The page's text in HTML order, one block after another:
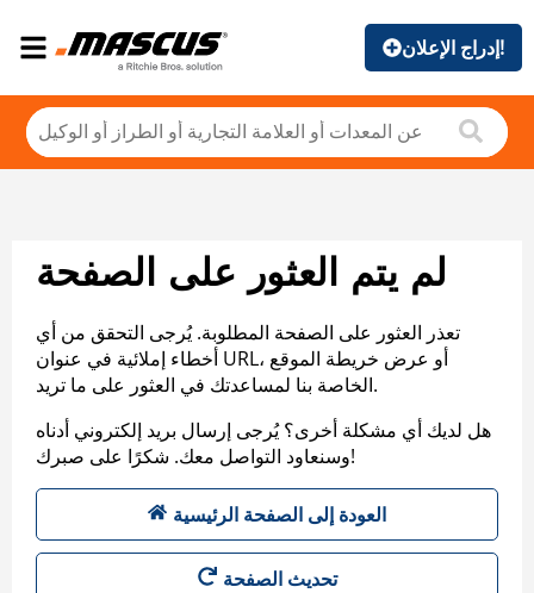
إدراج الإعلان!
لم يتم العثور على الصفحة
تعذر العثور على الصفحة المطلوبة. يُرجى التحقق من أي
أخطاء إملائية في عنوان URL، أو عرض خريطة الموقع
الخاصة بنا لمساعدتك في العثور على ما تريد.
هل لديك أي مشكلة أخرى؟ يُرجى إرسال بريد إلكتروني أدناه
وسنعاود التواصل معك. شكرًا على صبرك!
العودة إلى الصفحة الرئيسية
تحديث الصفحة